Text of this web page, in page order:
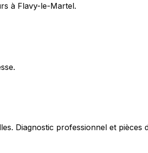
à Flavy-le-Martel.
Diagnostic professionnel et